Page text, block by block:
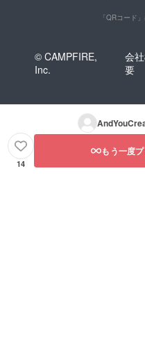
「QRコード
© CAMPFIRE,
Inc.
会
要
14
もう一度